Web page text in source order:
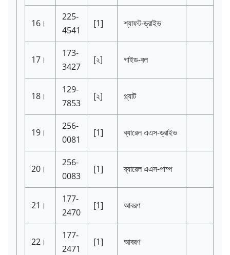
16।
225-
4541
[1] শ্যাফট-ড্রাইভ
17।
173-
3427
[২] গাইড-বল
18।
129-
7853
[২] প্ল্যাট
19।
256-
0081
[1] ব্যারেল এএস-ড্রাইভ
20।
256-
0083
[1] ব্যারেল এএস-পাম্প
21।
177-
2470
[1] আবরণ
22।
177-
2471
[1] আবরণ